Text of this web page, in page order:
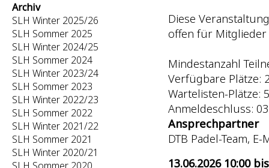
Archiv
SLH Winter 2025/26
SLH Sommer 2025
SLH Winter 2024/25
SLH Sommer 2024
SLH Winter 2023/24
SLH Sommer 2023
SLH Winter 2022/23
SLH Sommer 2022
SLH Winter 2021/22
SLH Sommer 2021
SLH Winter 2020/21
Diese
offen für Mitglieder
Mindestanzahl
Verfügbare Plätze:
Wartelisten-Plätze:
Anmeldeschluss:
Ansprechpartner
DTB Padel-Team,
13.06.2026 10:00